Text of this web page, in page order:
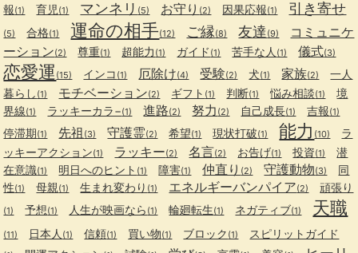
報(1) 育児 (1) マンネリ (5) お守り (2) 因果応報(1) 引き寄せ
(5) 合格(1) 運命の相手(12) ご縁(8) 友達 (9)
コミュニケ
ーション(2) 尊重(1) 超能力 (1) ガイド (1) 苦手な人 (1) 儀式(3)
恋愛運 (15) インコ (1) 厄除け(4) 受験(2) 犬(1) 家族(2)
一人
暮らし (1) モチベーション(2) ギフト (1) 判断(1) 悩み相談(1)
境
界線(1) ラッキーカラ−(1) 進路(2) 努力 (2) 自己成長(1) 吉報(1)
停滞期(1) 先祖 (3) 守護霊(2) 希望(1) 現状打破(1) 能力 (10)
ラ
ッキーアクション(1) ラッキー(2) 名言(2) お告げ(1) 投資(1)
潜
在意識(1) 明日へのヒント (1) 障害(1) 仲直り (2) 守護動物(3)
同
性(1) 母親(1) 生まれ変わり (1) エネルギーバンパイア(2) 頑張り
(1) 予想(1) 人生が映画なら (1) 輪廻転生(1) ネガティブ(1) 天職
(11) 日本人 (1) 信頼(1) 買い物(1) ブロック (1) スピリットガイド